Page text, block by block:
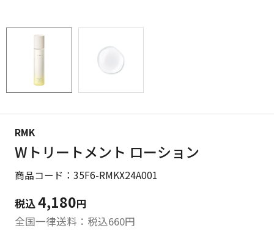
RMK
Wトリートメント ローション
商品コード：35F6-RMKX24A001
税込4,180円
全国一律送料：税込660円